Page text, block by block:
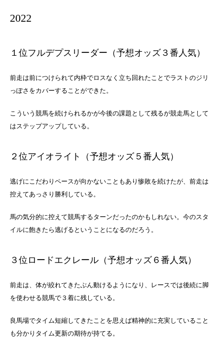
2022
１位フルデプスリーダー（予想オッズ３番人気）
前走は前につけられて内枠でロスなく立ち回れたことでラストのジリ
っぽさをカバーすることができた。
こういう競馬を続けられるかが今後の課題として残るが競走馬として
はステップアップしている。
２位アイオライト（予想オッズ５番人気）
逃げにこだわりペースが向かないこともあり惨敗を続けたが、前走は
控えてあっさり勝利している。
馬の気分的に控えて競馬するターンだったのかもしれない。今のスタ
イルに飽きたら逃げるということになるのだろう。
３位ロードエクレール（予想オッズ６番人気）
前走は、体が絞れてきたぶん動けるようになり、レースでは後続に脚
を使わせる競馬で３着に残している。
良馬場でタイム短縮してきたことを思えば精神的に充実していること
も分かりタイム更新の期待が持てる。